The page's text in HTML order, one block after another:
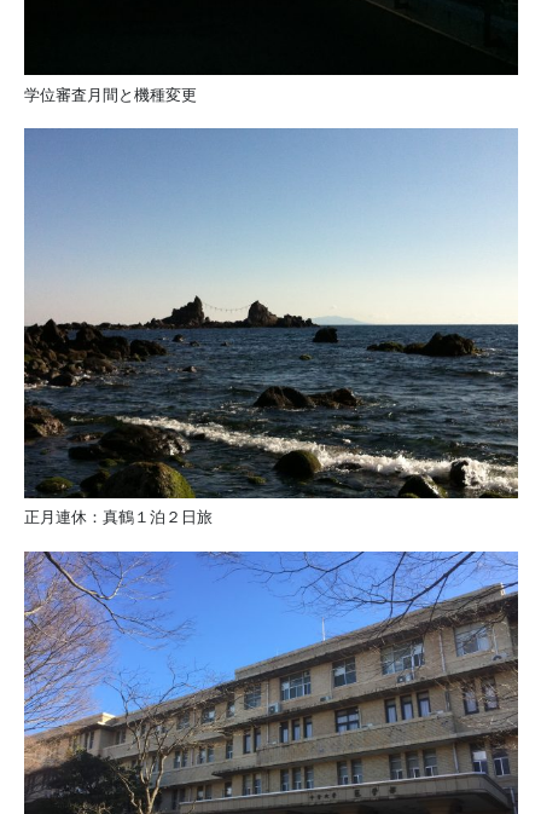
学位審査月間と機種変更
正月連休：真鶴１泊２日旅